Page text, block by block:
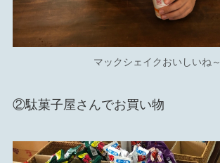
マックシェイクおいしいね～
②駄菓子屋さんでお買い物